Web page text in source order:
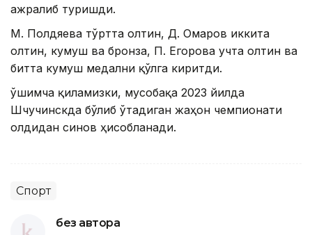
ажралиб туришди.
М. Полдяева тўртта олтин, Д. Омаров иккита
олтин, кумуш ва бронза, П. Егорова учта олтин ва
битта кумуш медални қўлга киритди.
Қўшимча қиламизки, мусобақа 2023 йилда
Шчучинскда бўлиб ўтадиган жаҳон чемпионати
олдидан синов ҳисобланади.
Спорт
без автора